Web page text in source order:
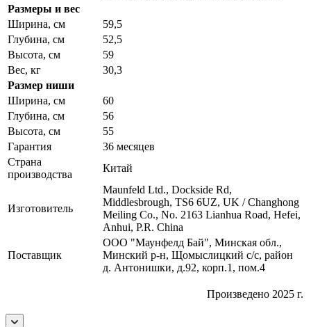
Размеры и вес
Ширина, см
59,5
Глубина, см
52,5
Высота, см
59
Вес, кг
30,3
Размер ниши
Ширина, см
60
Глубина, см
56
Высота, см
55
Гарантия
36 месяцев
Страна
производства
Китай
Изготовитель
Maunfeld Ltd., Dockside Rd,
Middlesbrough, TS6 6UZ, UK / Changhong
Meiling Co., No. 2163 Lianhua Road, Hefei,
Anhui, P.R. China
Поставщик
ООО "Маунфелд Бай", Минская обл.,
Минский р-н, Щомыслицкий с/с, район
д. Антонишки, д.92, корп.1, пом.4
Произведено 2025 г.